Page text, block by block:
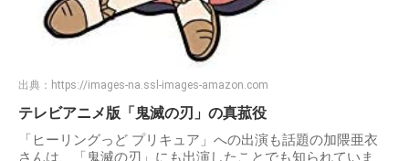
出典： https://images-na.ssl-images-amazon.com
テレビアニメ版「鬼滅の刃」の真菰役
「ヒーリングっど プリキュア」への出演も話題の加隈亜衣
さんは、「鬼滅の刃」にも出演したことでも知られていま